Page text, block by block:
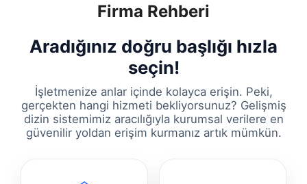
Firma Rehberi
Aradığınız doğru başlığı hızla
seçin!
İşletmenize anlar içinde kolayca erişin. Peki,
gerçekten hangi hizmeti bekliyorsunuz? Gelişmiş
dizin sistemimiz aracılığıyla kurumsal verilere en
güvenilir yoldan erişim kurmanız artık mümkün.